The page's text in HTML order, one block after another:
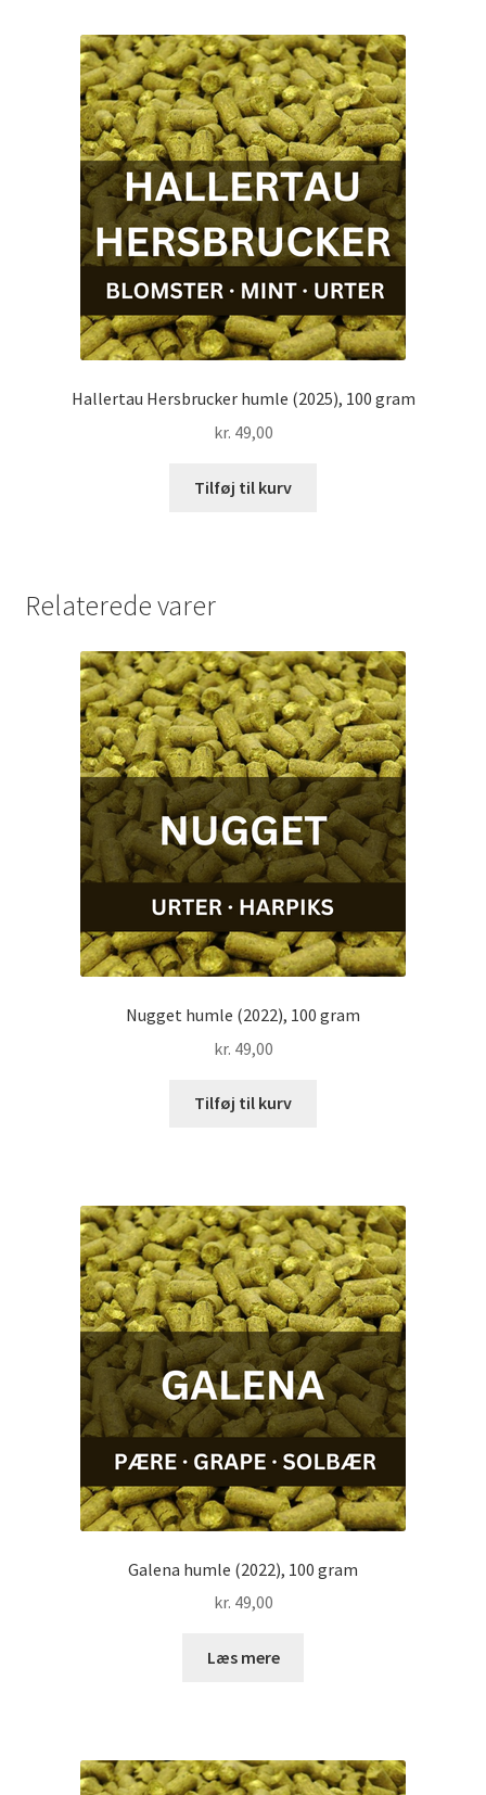
Hallertau Hersbrucker humle (2025), 100 gram
kr. 49,00
Tilføj til kurv
Relaterede varer
Nugget humle (2022), 100 gram
kr. 49,00
Tilføj til kurv
Galena humle (2022), 100 gram
kr. 49,00
Læs mere